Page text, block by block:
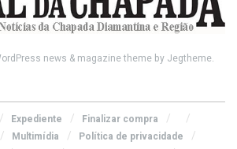
news & magazine theme by Jegtheme.
Expediente
Finalizar compra
Multimídia
Política de privacidade